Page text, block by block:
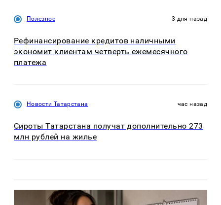
Полезное 3 дня назад
Рефинансирование кредитов наличными
экономит клиентам четверть ежемесячного
платежа
Новости Татарстана час назад
Сироты Татарстана получат дополнительно 273
млн рублей на жилье